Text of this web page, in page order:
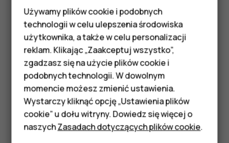
Smartfony
Telefony z funkcjami
podstawowymi
Akcesoria
HMD Terra M
Tablety
komórkowej. Jeśli chcesz uniknąć dodatkowych kosztów
transmisji danych, np. w czasie podróży, możesz
wyłączyć dane komórkowe w ustawieniach telefonu.
Ustalanie pozycji przez Wi-Fi jest dokładniejsze, gdy
sygnały satelitarne nie są dostępne, zwłaszcza w
pomieszczeniach lub między wysokimi budynkami. Jeśli
znajdujesz się w miejscu, gdzie nie wolno korzystać z
sieci Wi-Fi, wyłącz Wi-Fi w ustawieniach telefonu.
DotknijUstawienia>Bezpieczeństwo i lokalizacja i włącz
opcjęLokalizacja.
Używamy plików cookie i podobnych
technologii w celu ulepszenia środowiska
użytkownika, a także w celu personalizacji
reklam. Klikając „Zaakceptuj wszystko”,
zgadzasz się na użycie plików cookie i
podobnych technologii. W dowolnym
momencie możesz zmienić ustawienia.
Wystarczy kliknąć opcję „Ustawienia plików
cookie” u dołu witryny. Dowiedz się więcej o
naszychZasadach dotyczących plików cookie.